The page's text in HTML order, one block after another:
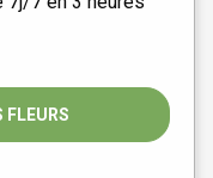
FLEURS